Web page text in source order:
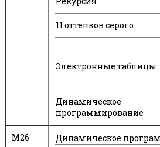
11 оттенков серого
Электронные таблицы
Динамическое
программирование
M26 Динамическое